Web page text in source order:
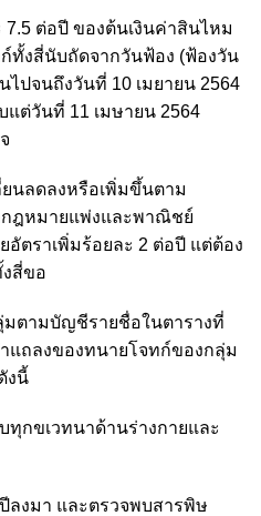
ต่อปี ของต้นเงินค่าสินไหม
ทั้งสี่นับถัดจากวันฟ้อง (ฟ้องวัน
ปจนถึงวันที่ 10 เมยายน 2564
ต่วันที่ 11 เมษายน 2564
นลดลงหรือเพิ่มขึ้นตาม
ฎหมายแพ่งและพาณิชย์
ตราเพิ่มร้อยละ 2 ต่อปี แต่ต้อง
สี่ขอ
มตามบัญชีรายชื่อในตารางที่
แถลงของทนายโจทก์ของกลุ่ม
งนี้
กขเวทนาด้านร่างกายและ
ลงมา และตรวจพบสารพิษ